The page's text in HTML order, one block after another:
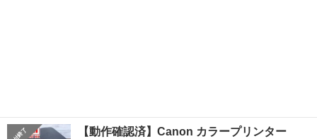
【動作確認済】Canon カラープリンター